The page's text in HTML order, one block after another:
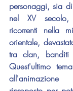
personaggi, sia
nel XV
ricorrenti nella
orientale,
tra clan, banditi
Quest'ultimo